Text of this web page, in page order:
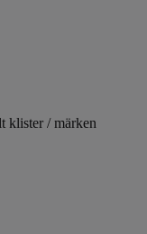
klister / märken